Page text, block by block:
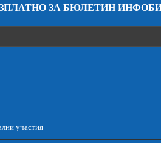
ЗА БЮЛЕТИН
участия